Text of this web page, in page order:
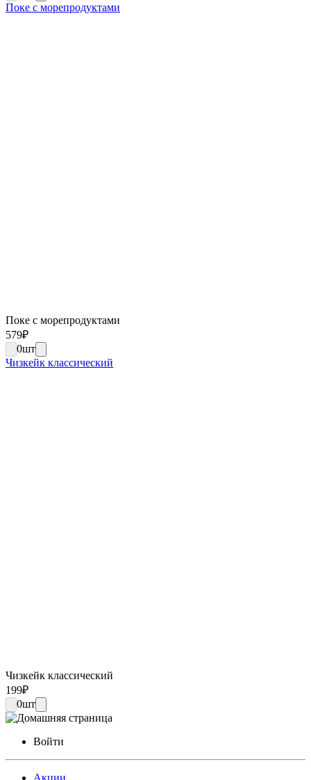
Поке с морепродуктами
Поке с морепродуктами
579₽
0шт
Чизкейк классический
Чизкейк классический
199₽
0шт
Войти
Акции